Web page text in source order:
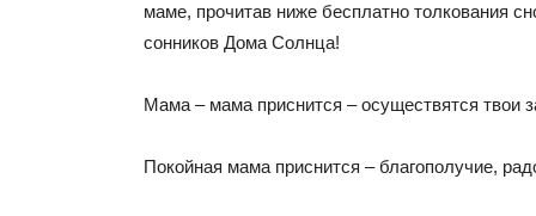
маме, прочитав ниже бесплатно толкования
сонников Дома Солнца!
Мама – мама приснится – осуществятся твои
Покойная мама приснится – благополучие,